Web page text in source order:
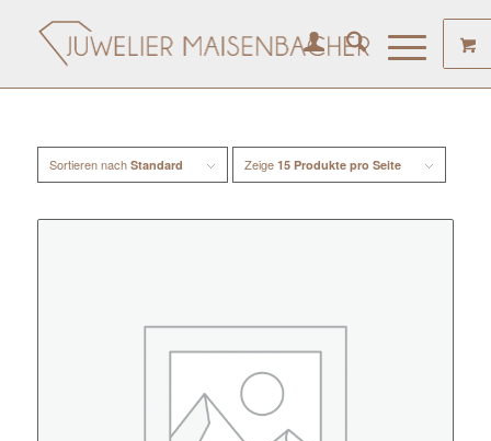
Sortieren nach Standard Zeige 15 Produkte pro Seite